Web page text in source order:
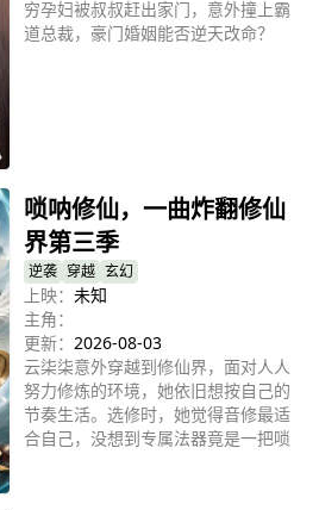
穷孕妇被叔叔赶出家门，意外撞上霸
道总裁，豪门婚姻能否逆天改命？
唢呐修仙，一曲炸翻修仙
界第三季
逆袭 穿越 玄幻
上映： 未知
主角：
更新： 2026-08-03
云柒柒意外穿越到修仙界，面对人人
努力修炼的环境，她依旧想按自己的
节奏生活。选修时，她觉得音修最适
合自己，没想到专属法器竟是一把唢